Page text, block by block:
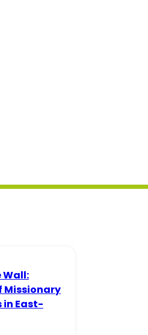
Wall:
Missionary
in East-